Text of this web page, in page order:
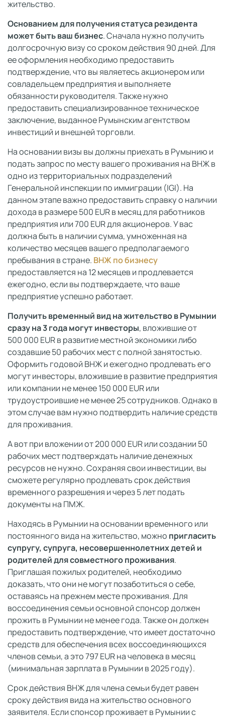
жительство.
Основанием для получения статуса резидента
может быть ваш бизнес. Сначала нужно получить
долгосрочную визу со сроком действия 90 дней. Для
ее оформления необходимо предоставить
подтверждение, что вы являетесь акционером или
совладельцем предприятия и выполняете
обязанности руководителя. Также нужно
предоставить специализированное техническое
заключение, выданное Румынским агентством
инвестиций и внешней торговли.
На основании визы вы должны приехать в Румынию и
подать запрос по месту вашего проживания на ВНЖ в
одно из территориальных подразделений
Генеральной инспекции по иммиграции (IGI). На
данном этапе важно предоставить справку о наличии
дохода в размере 500 EUR в месяц для работников
предприятия или 700 EUR для акционеров. У вас
должна быть в наличии сумма, умноженная на
количество месяцев вашего предполагаемого
пребывания в стране. ВНЖ по бизнесу
предоставляется на 12 месяцев и продлевается
ежегодно, если вы подтверждаете, что ваше
предприятие успешно работает.
Получить временный вид на жительство в Румынии
сразу на 3 года могут инвесторы, вложившие от
500 000 EUR в развитие местной экономики либо
создавшие 50 рабочих мест с полной занятостью.
Оформить годовой ВНЖ и ежегодно продлевать его
могут инвесторы, вложившие в развитие предприятия
или компании не менее 150 000 EUR или
трудоустроившие не менее 25 сотрудников. Однако в
этом случае вам нужно подтвердить наличие средств
для проживания.
А вот при вложении от 200 000 EUR или создании 50
рабочих мест подтверждать наличие денежных
ресурсов не нужно. Сохраняя свои инвестиции, вы
сможете регулярно продлевать срок действия
временного разрешения и через 5 лет подать
документы на ПМЖ.
Находясь в Румынии на основании временного или
постоянного вида на жительство, можно пригласить
супругу, супруга, несовершеннолетних детей и
родителей для совместного проживания.
Приглашая пожилых родителей, необходимо
доказать, что они не могут позаботиться о себе,
оставаясь на прежнем месте проживания. Для
воссоединения семьи основной спонсор должен
прожить в Румынии не менее года. Также он должен
предоставить подтверждение, что имеет достаточно
средств для обеспечения всех воссоединяющихся
членов семьи, а это 797 EUR на человека в месяц
(минимальная зарплата в Румынии в 2025 году).
Срок действия ВНЖ для члена семьи будет равен
сроку действия вида на жительство основного
заявителя. Если спонсор проживает в Румынии с